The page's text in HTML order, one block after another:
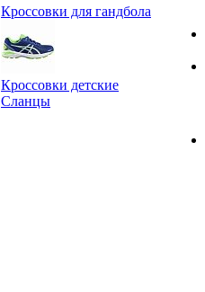
Кроссовки для гандбола
Кроссовки детские
Сланцы